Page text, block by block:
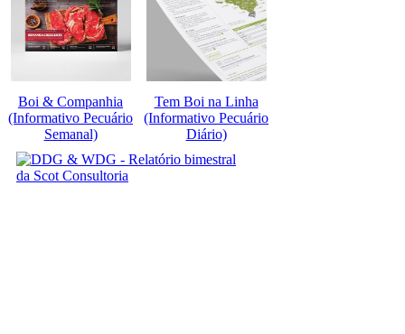
Boi & Companhia
(Informativo Pecuário
Semanal)
Tem Boi na Linha
(Informativo Pecuário
Diário)